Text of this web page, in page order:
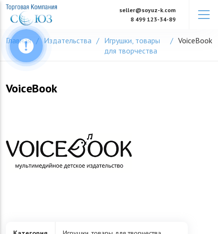
Skip
content
seller@soyuz-k.com
8 499 123-34-89
Главная Издательства
Игрушки, товары
для творчества
VoiceBook
VoiceBook